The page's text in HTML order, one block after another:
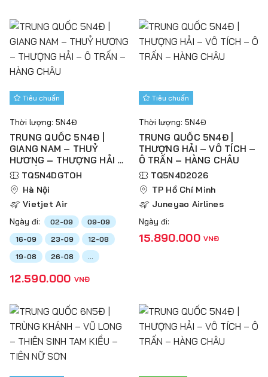
Tiêu chuẩn
Thời lượng: 5N4Đ
TRUNG QUỐC 5N4Đ |
GIANG NAM – THUỶ
HƯƠNG – THƯỢNG HẢI –
Ô TRẤN – HÀNG CHÂU
TQ5N4DGTOH
Hà Nội
Vietjet Air
Ngày đi: 02-09
09-09
16-09
23-09
12-08
19-08
26-08 ...
12.590.000 VNĐ
Tiêu chuẩn
Thời lượng: 5N4Đ
TRUNG QUỐC 5N4Đ |
THƯỢNG HẢI – VÔ TÍCH –
Ô TRẤN – HÀNG CHÂU
TQ5N4D2026
TP Hồ Chí Minh
Juneyao Airlines
Ngày đi:
15.890.000 VNĐ